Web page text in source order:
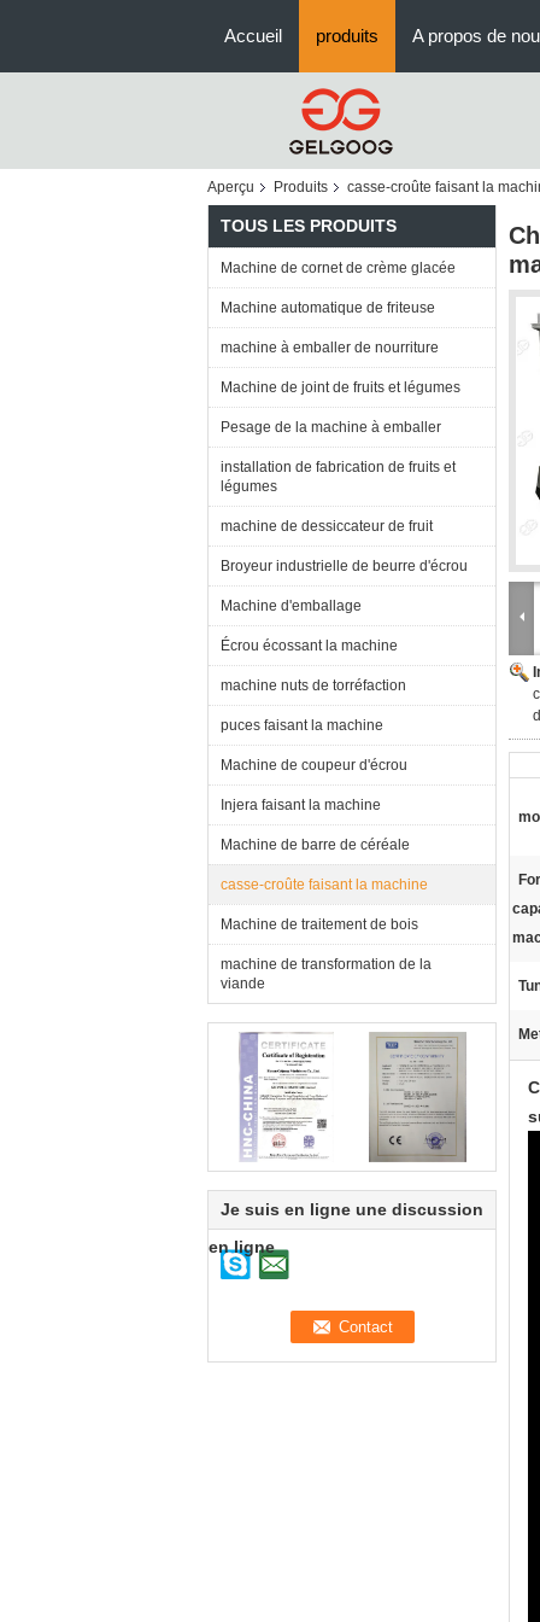
Accueil produits A propos de
Aperçu Produits casse-croûte faisant la
TOUS LES PRODUITS
Machine de cornet de crème glacée
Machine automatique de friteuse
machine à emballer de nourriture
Machine de joint de fruits et légumes
Pesage de la machine à emballer
installation de fabrication de fruits et
légumes
machine de dessiccateur de fruit
Broyeur industrielle de beurre d'écrou
Machine d'emballage
Écrou écossant la machine
machine nuts de torréfaction
puces faisant la machine
Machine de coupeur d'écrou
Injera faisant la machine
Machine de barre de céréale
casse-croûte faisant la machine
Machine de traitement de bois
machine de transformation de la
viande
Je suis en ligne une discussion
en ligne